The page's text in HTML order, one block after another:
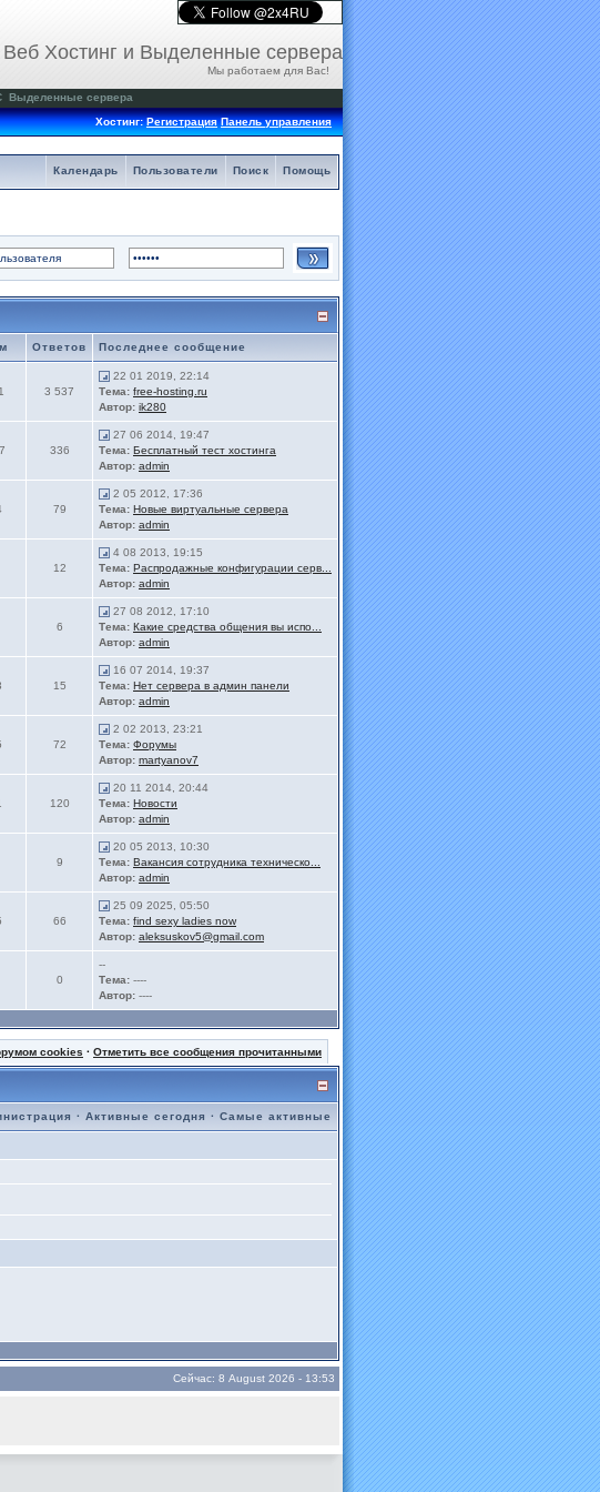
Веб Хостинг и Выделенные сервера
Мы работаем для Вас!
Выделенные сервера
Хостинг:Регистрация Панель управления
Помощь
Поиск
Пользователи
Календарь
Ответов Последнее сообщение
3 537
22 01 2019, 22:14
Тема: free-hosting.ru
Автор: ik280
336
27 06 2014, 19:47
Тема: Бесплатный тест хостинга
Автор: admin
79
2 05 2012, 17:36
Тема: Новые виртуальные сервера
Автор: admin
12
4 08 2013, 19:15
Тема: Распродажные конфигурации серв...
Автор: admin
6
27 08 2012, 17:10
Тема: Какие средства общения вы испо...
Автор: admin
15
16 07 2014, 19:37
Тема: Нет сервера в админ панели
Автор: admin
72
2 02 2013, 23:21
Тема: Форумы
Автор: martyanov7
120
20 11 2014, 20:44
Тема: Новости
Автор: admin
9
20 05 2013, 10:30
Тема: Вакансия сотрудника техническо...
Автор: admin
66
25 09 2025, 05:50
Тема: find sexy ladies now
Автор: aleksuskov5@gmail.com
0
--
Тема: ----
Автор: ----
cookies · Отметить все сообщения прочитанными
· Активные сегодня · Самые активные
Сейчас: 8 August 2026 - 13:53